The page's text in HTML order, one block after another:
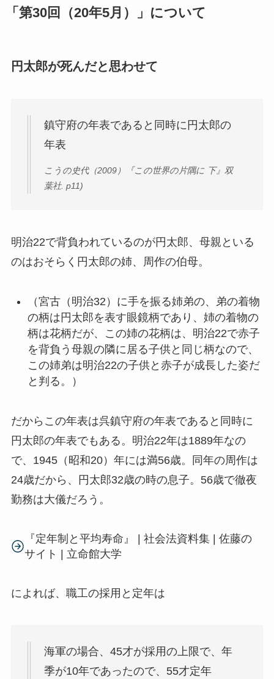
「第30回（20年5月）」について
円太郎が死んだと思わせて
鎮守府の年表であると同時に円太郎の
年表
こうの史代（2009）『この世界の片隅に 下』双
葉社. p11)
明治22で背負われているのが円太郎、母親といる
のはおそらく円太郎の姉、周作の伯母。
（宮古（明治32）に手を振る姉弟の、弟の着物
の柄は円太郎を表す眼鏡柄であり、姉の着物の
柄は花柄だが、この姉の花柄は、明治22で赤子
を背負う母親の隣に居る子供と同じ柄なので、
この姉弟は明治22の子供と赤子が成長した姿だ
と判る。）
だからこの年表は呉鎮守府の年表であると同時に
円太郎の年表でもある。明治22年は1889年なの
で、1945（昭和20）年には満56歳。同年の周作は
24歳だから、円太郎32歳の時の息子。56歳で徹夜
勤務は大儀だろう。
『定年制と平均寿命』 | 社会法資料集 | 佐藤の
サイト | 立命館大学
によれば、職工の採用と定年は
海軍の場合、45才が採用の上限で、年
季が10年であったので、55才定年